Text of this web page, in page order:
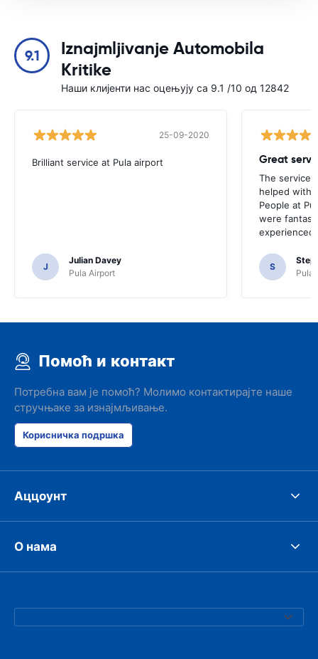
9.1
Iznajmljivanje Automobila
Kritike
Наши клијенти нас оцењују са 9.1 /10 од 12842
25-09-2020
Brilliant service at Pula airport
J
Julian Davey
Pula Airport
The service
helped with
People at
were
experienced
S
Pula
Помоћ и контакт
Потребна вам је помоћ? Молимо контактирајте наше
стручњаке за изнајмљивање.
Корисничка подршка
Аццоунт
О нама